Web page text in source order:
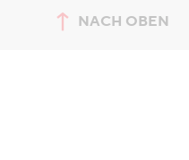
NACH OBEN
zum